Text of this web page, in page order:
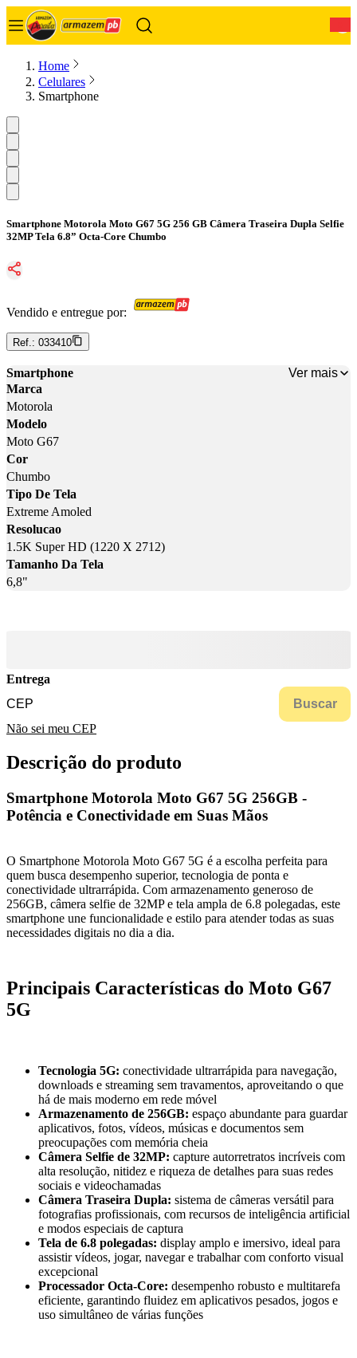
Home
Celulares
Smartphone
Smartphone Motorola Moto G67 5G 256 GB Câmera Traseira Dupla Selfie
32MP Tela 6.8” Octa-Core Chumbo
Vendido e entregue por:
Ref.: 033410
Smartphone
Ver mais
Marca
Motorola
Modelo
Moto G67
Cor
Chumbo
Tipo De Tela
Extreme Amoled
Resolucao
1.5K Super HD (1220 X 2712)
Tamanho Da Tela
6,8"
Entrega
Buscar
Não sei meu CEP
Descrição do produto
Smartphone Motorola Moto G67 5G 256GB -
Potência e Conectividade em Suas Mãos
O Smartphone Motorola Moto G67 5G é a escolha perfeita para
quem busca desempenho superior, tecnologia de ponta e
conectividade ultrarrápida. Com armazenamento generoso de
256GB, câmera selfie de 32MP e tela ampla de 6.8 polegadas, este
smartphone une funcionalidade e estilo para atender todas as suas
necessidades digitais no dia a dia.
Principais Características do Moto G67
5G
Tecnologia 5G: conectividade ultrarrápida para navegação,
downloads e streaming sem travamentos, aproveitando o que
há de mais moderno em rede móvel
Armazenamento de 256GB: espaço abundante para guardar
aplicativos, fotos, vídeos, músicas e documentos sem
preocupações com memória cheia
Câmera Selfie de 32MP: capture autorretratos incríveis com
alta resolução, nitidez e riqueza de detalhes para suas redes
sociais e videochamadas
Câmera Traseira Dupla: sistema de câmeras versátil para
fotografias profissionais, com recursos de inteligência artificial
e modos especiais de captura
Tela de 6.8 polegadas: display amplo e imersivo, ideal para
assistir vídeos, jogar, navegar e trabalhar com conforto visual
excepcional
Processador Octa-Core: desempenho robusto e multitarefa
eficiente, garantindo fluidez em aplicativos pesados, jogos e
uso simultâneo de várias funções